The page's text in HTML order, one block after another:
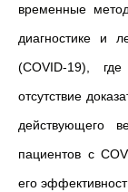
временные
диагностике и
(COVID-19),
отсутствие
действующего
пациентов с
его